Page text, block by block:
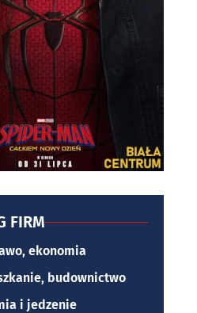
FIRM
ekonomia
budownictwo
i jedzenie